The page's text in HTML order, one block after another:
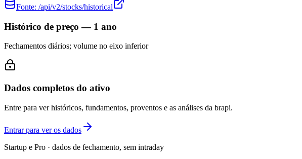
Fonte: /api/v2/stocks/historical
Histórico de preço — 1 ano
Fechamentos diários; volume no eixo inferior
Dados completos do ativo
Entre para ver históricos, fundamentos, proventos e as análises da brapi.
Entrar para ver os dados
Startup e Pro · dados de fechamento, sem intraday